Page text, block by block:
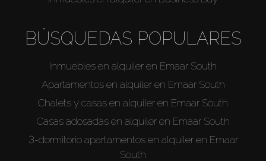
BÚSQUEDAS POPULARES
Inmuebles en alquiler en Emaar South
Apartamentos en alquiler en Emaar South
Chalets y casas en alquiler en Emaar South
Casas adosadas en alquiler en Emaar South
3-dormitorio apartamentos en alquiler en Emaar
South